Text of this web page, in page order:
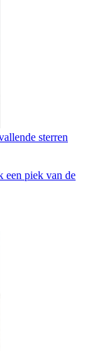
sterren
een piek van de